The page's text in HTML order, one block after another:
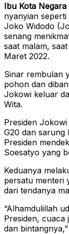
Ibu Kota Negara
nyanyian
Joko Widodo
senang
saat malam,
Maret 2022.
Sinar rembulan
pohon dan
Jokowi keluar
Wita.
Presiden
G20 dan sarung
Presiden
Soesatyo yang
Keduanya
persatu menteri
dari tendanya
“Alhamdulillah
Presiden, cuaca
dan